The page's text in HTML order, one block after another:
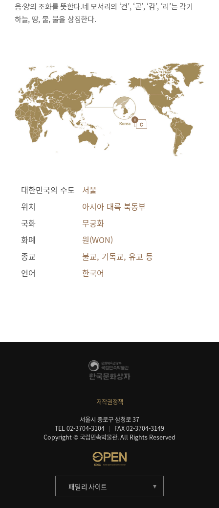
음·양의 조화를 뜻한다.네 모서리의 ‘건’, ‘곤’, ‘감’, ‘리’는 각기
하늘, 땅, 물, 불을 상징한다.
대한민국의 수도
서울
위치
아시아 대륙 북동부
국화
무궁화
화폐
원(WON)
종교
불교, 기독교, 유교 등
언어
한국어
저작권정책
서울시 종로구 삼청로 37
TEL 02-3704-3104
FAX 02-3704-3149
Copyright © 국립민속박물관. All Rights Reserved
패밀리 사이트